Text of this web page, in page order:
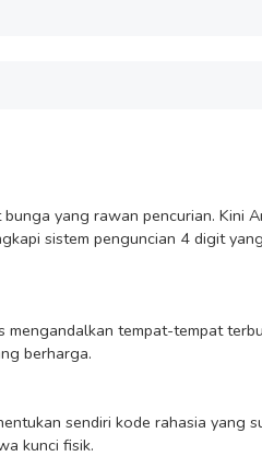
yang rawan pencurian. Kini
sistem penguncian 4 digit
berharga.
kunci fisik.